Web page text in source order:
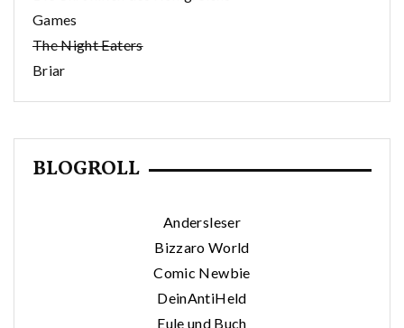
Games
The Night Eaters
Briar
BLOGROLL
Andersleser
Bizzaro World
Comic Newbie
DeinAntiHeld
Eule und Buch